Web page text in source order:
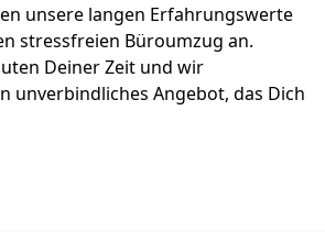
unsere langen Erfahrungswerte
stressfreien Büroumzug an.
Deiner Zeit und wir
unverbindliches Angebot, das Dich